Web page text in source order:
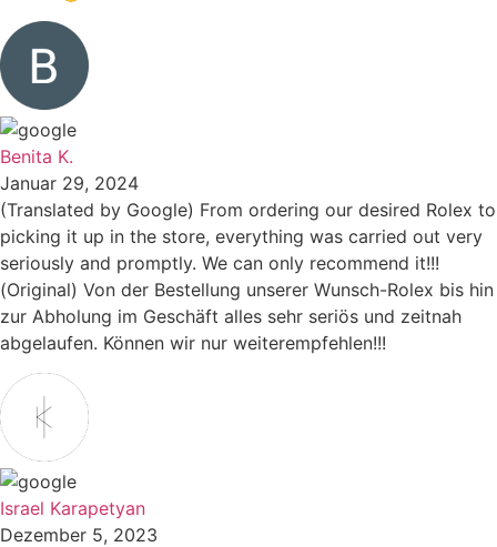
Benita K.
Januar 29, 2024
(Translated by Google) From ordering our desired Rolex to
picking it up in the store, everything was carried out very
seriously and promptly. We can only recommend it!!!
(Original) Von der Bestellung unserer Wunsch-Rolex bis hin
zur Abholung im Geschäft alles sehr seriös und zeitnah
abgelaufen. Können wir nur weiterempfehlen!!!
Israel Karapetyan
Dezember 5, 2023